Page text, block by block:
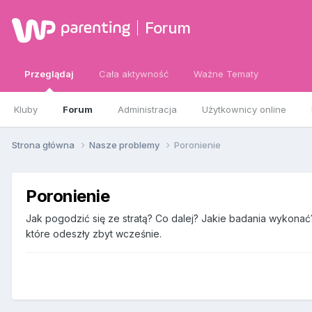
Forum
Przeglądaj
Kluby Forum Administracja Użytkownicy online
Cała aktywność Ważne Tematy
Strona główna Nasze problemy Poronienie
Poronienie
Jak pogodzić się ze stratą? Co dalej? Jakie badania
które odeszły zbyt wcześnie.